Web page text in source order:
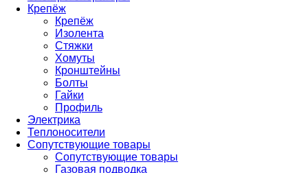
Крепёж
Крепёж
Изолента
Стяжки
Хомуты
Кронштейны
Болты
Гайки
Профиль
Электрика
Теплоносители
Сопутствующие товары
Сопутствующие товары
Газовая подводка